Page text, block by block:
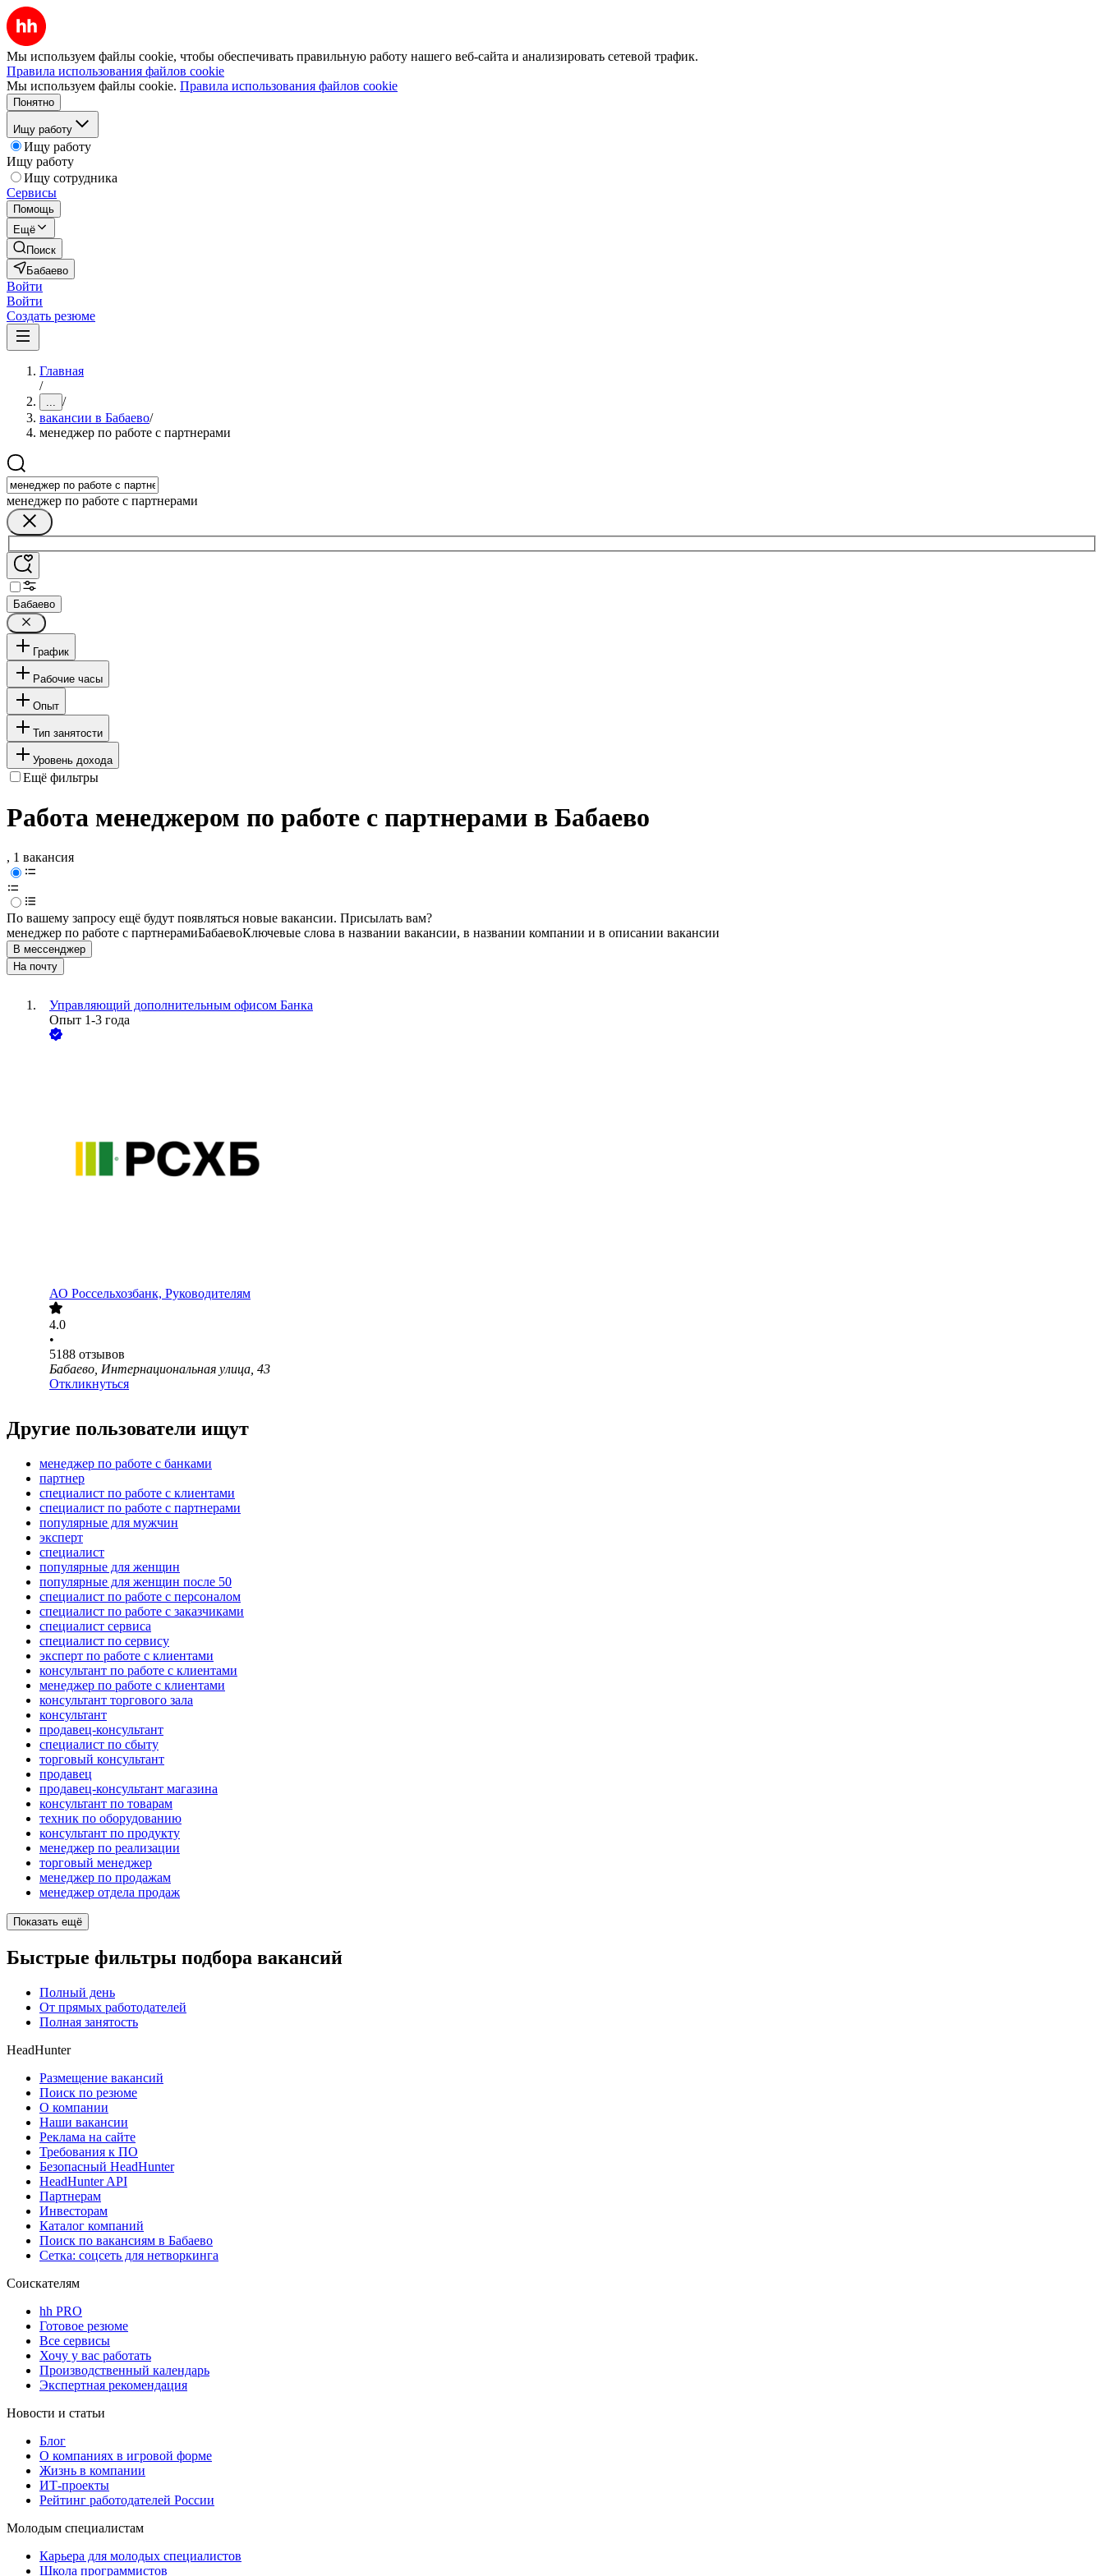
Мы используем файлы cookie, чтобы обеспечивать правильную работу нашего веб-сайта и анализировать сетевой трафик.
Правила использования файлов cookie
Мы используем файлы cookie. Правила использования файлов cookie
Понятно
Ищу работу
Ищу работу
Ищу работу
Ищу сотрудника
Сервисы
Помощь
Ещё
Поиск
Бабаево
Войти
Войти
Создать резюме
Главная
/
... /
вакансии в Бабаево/
менеджер по работе с партнерами
менеджер по работе с партнерами
Бабаево
График
Рабочие часы
Опыт
Тип занятости
Уровень дохода
Ещё фильтры
Работа менеджером по работе с партнерами в Бабаево
, 1 вакансия
По вашему запросу ещё будут появляться новые вакансии. Присылать вам?
менеджер по работе с партнерамиБабаевоКлючевые слова в названии вакансии, в названии компании и в описании вакансии
В мессенджер
На почту
Управляющий дополнительным офисом Банка
Опыт 1-3 года
АО Россельхозбанк, Руководителям
4.0
•
5188 отзывов
Бабаево, Интернациональная улица, 43
Откликнуться
Другие пользователи ищут
менеджер по работе с банками
партнер
специалист по работе с клиентами
специалист по работе с партнерами
популярные для мужчин
эксперт
специалист
популярные для женщин
популярные для женщин после 50
специалист по работе с персоналом
специалист по работе с заказчиками
специалист сервиса
специалист по сервису
эксперт по работе с клиентами
консультант по работе с клиентами
менеджер по работе с клиентами
консультант торгового зала
консультант
продавец-консультант
специалист по сбыту
торговый консультант
продавец
продавец-консультант магазина
консультант по товарам
техник по оборудованию
консультант по продукту
менеджер по реализации
торговый менеджер
менеджер по продажам
менеджер отдела продаж
Показать ещё
Быстрые фильтры подбора вакансий
Полный день
От прямых работодателей
Полная занятость
HeadHunter
Размещение вакансий
Поиск по резюме
О компании
Наши вакансии
Реклама на сайте
Требования к ПО
Безопасный HeadHunter
HeadHunter API
Партнерам
Инвесторам
Каталог компаний
Поиск по вакансиям в Бабаево
Сетка: соцсеть для нетворкинга
Соискателям
hh PRO
Готовое резюме
Все сервисы
Хочу у вас работать
Производственный календарь
Экспертная рекомендация
Новости и статьи
Блог
О компаниях в игровой форме
Жизнь в компании
ИТ-проекты
Рейтинг работодателей России
Молодым специалистам
Карьера для молодых специалистов
Школа программистов